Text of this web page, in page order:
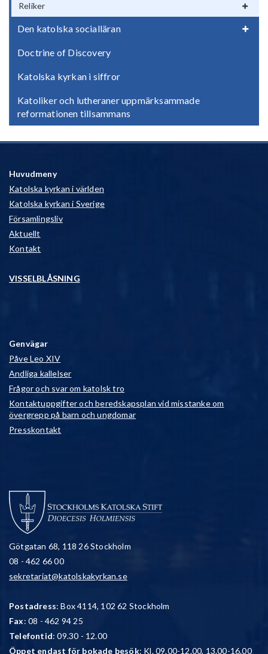
Reliker
Den katolska socialläran
Doctrine of Discovery
Katolska kyrkan i siffror
Katoliker och lutheraner uppmärksammade
reformationen tillsammans
Huvudmeny
Katolska kyrkan i världen
Katolska kyrkan i Sverige
Församlingsliv
Aktuellt
Kontakt
VISSELBLÅSNING
Genvägar
Påve Leo XIV
Andliga kallelser
Frågor och svar om katolsk tro
Kontaktuppgifter och beredskapsplan vid misstanke om
övergrepp på barn och ungdomar
Presskontakt
Götgatan 68, 118 26 Stockholm
08 - 462 66 00
sekretariat@katolskakyrkan.se
Postadress: Box 4114, 102 62 Stockholm
Fax: 08 - 462 94 25
Telefontid: 09.30 - 12.00
Öppet endast för bokade besök: Kl. 09.00-12.00, 13.00-16.00